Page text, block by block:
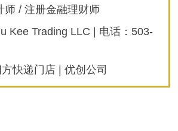
师 / 注册金融理财师
Kee Trading LLC | 电话：503-
快递门店 | 优创公司